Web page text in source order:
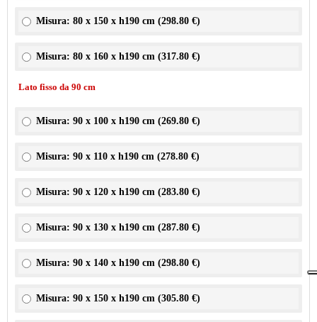
Misura: 80 x 150 x h190 cm (298.80 €)
Misura: 80 x 160 x h190 cm (317.80 €)
Lato fisso da 90 cm
Misura: 90 x 100 x h190 cm (269.80 €)
Misura: 90 x 110 x h190 cm (278.80 €)
Misura: 90 x 120 x h190 cm (283.80 €)
Misura: 90 x 130 x h190 cm (287.80 €)
Misura: 90 x 140 x h190 cm (298.80 €)
Misura: 90 x 150 x h190 cm (305.80 €)